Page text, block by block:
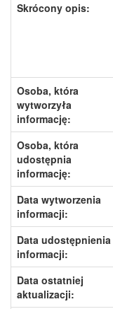
Skrócony opis:
Osoba, która
wytworzyła
informację:
Osoba, która
udostępnia
informację:
Data wytworzenia
informacji:
Data udostępnienia
informacji:
Data ostatniej
aktualizacji: